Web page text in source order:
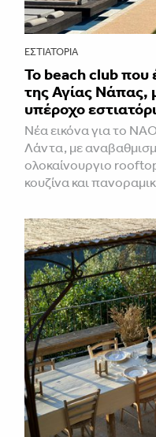
ΕΣΤΙΑΤΌΡΙΑ
Το beach club που
της Αγίας Νάπας,
υπέροχο
Νέα εικόνα για το
Λάντα, με
ολοκαίνουργιο
κουζίνα και